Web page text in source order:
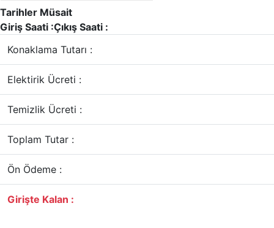
Tarihler Müsait
Giriş Saati :Çıkış Saati :
Konaklama Tutarı :
Elektirik Ücreti :
Temizlik Ücreti :
Toplam Tutar :
Ön Ödeme :
Girişte Kalan :